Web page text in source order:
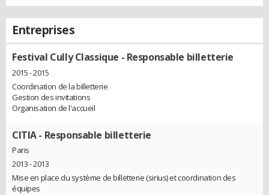
Entreprises
Festival Cully Classique - Responsable billetterie
2015 - 2015
Coordination de la billetterie
Gestion des invitations
Organisation de l'accueil
CITIA- Responsable billetterie
Paris
2013 - 2013
Mise en place du système de billetterie (sirius) et coordination des
équipes